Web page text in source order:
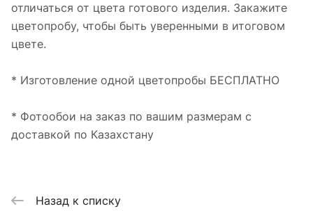
отличаться от цвета готового изделия. Закажите
цветопробу, чтобы быть уверенными в итоговом
цвете.
* Изготовление одной цветопробы БЕСПЛАТНО
* Фотообои на заказ по вашим размерам с
доставкой по Казахстану
Назад к списку